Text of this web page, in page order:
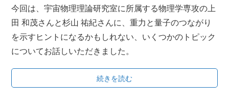
今回は、宇宙物理理論研究室に所属する物理学専攻の上
田 和茂さんと杉山 祐紀さんに、重力と量子のつながり
を示すヒントになるかもしれない、いくつかのトピック
についてお話しいただきました。
続きを読む